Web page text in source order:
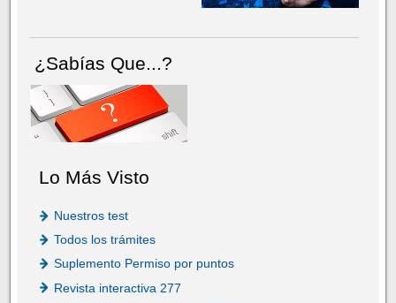
¿Sabías Que...?
Lo Más Visto
Nuestros test
Todos los trámites
Suplemento Permiso por puntos
Revista interactiva 277